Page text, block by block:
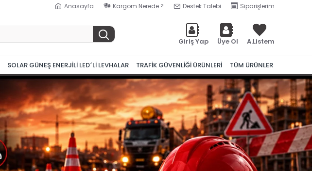
Anasayfa Kargom Nerede ? Destek Talebi Siparişlerim
Giriş Yap Üye Ol A.Listem
SOLAR GÜNEŞ ENERJİLİ LED´Lİ LEVHALAR TRAFİK GÜVENLİĞİ ÜRÜNLERİ TÜM ÜRÜNLER